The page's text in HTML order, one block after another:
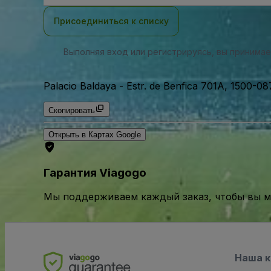
Присоединиться к списку
Выполняя вход или регистрируясь, вы
Palacio Baldaya - Estr. de Benfica 701A, 1500-
Скопировать
Открыть в Картах Google
Гарантия Viagogo
Мы поддерживаем каждый заказ, чтобы вы
Наша